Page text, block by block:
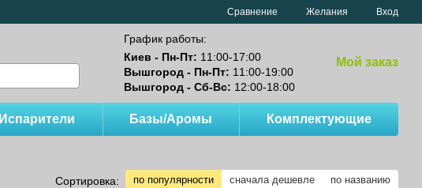
Сравнение Желания Вход
График работы:
Киев - Пн-Пт: 11:00-17:00
Вышгород - Пн-Пт: 11:00-19:00
Вышгород - Сб-Вс: 12:00-18:00
Мой заказ
Испарители Базы/Аромы Комплектующие
Сортировка: по популярности сначала дешевле по названию